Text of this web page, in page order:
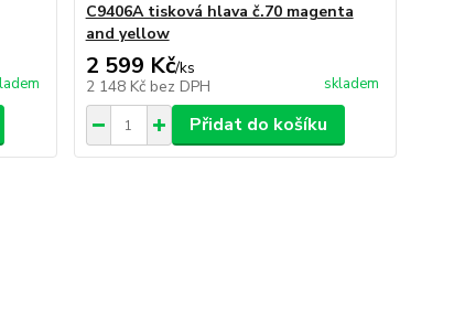
C9406A tisková hlava č.70 magenta
and yellow
2 599 Kč/ks
2 148 Kč bez DPH skladem
Přidat do košíku